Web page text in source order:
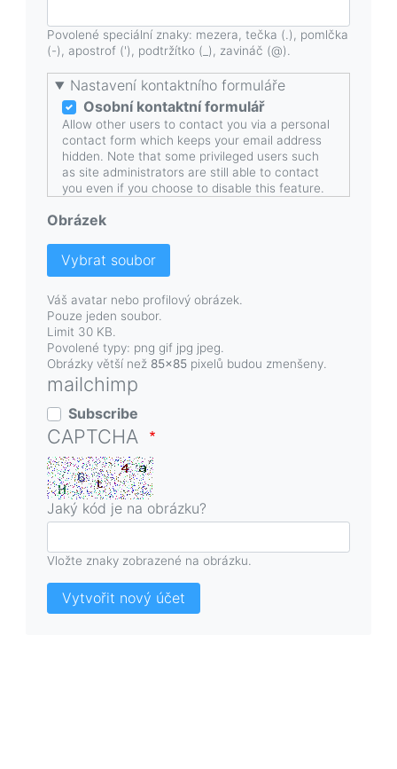
Povolené speciální znaky: mezera, tečka (.), pomlčka
(-), apostrof ('), podtržítko (_), zavináč (@).
Nastavení kontaktního formuláře
Osobní kontaktní formulář
Allow other users to contact you via a personal
contact form which keeps your email address
hidden. Note that some privileged users such
as site administrators are still able to contact
you even if you choose to disable this feature.
Obrázek
Vybrat soubor
Váš avatar nebo profilový obrázek.
Pouze jeden soubor.
Limit 30 KB.
Povolené typy: png gif jpg jpeg.
Obrázky větší než 85x85 pixelů budou zmenšeny.
mailchimp
Subscribe
CAPTCHA
Jaký kód je na obrázku?
Vložte znaky zobrazené na obrázku.